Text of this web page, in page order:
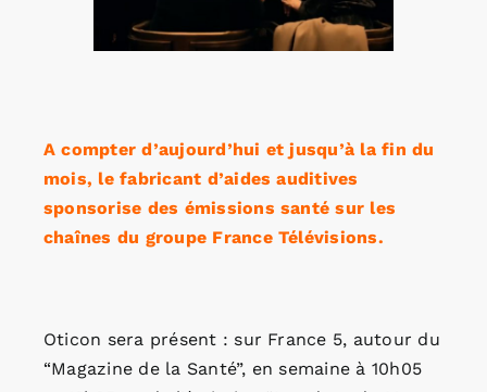
A compter d’aujourd’hui et jusqu’à la fin du
mois, le fabricant d’aides auditives
sponsorise des émissions santé sur les
chaînes du groupe France Télévisions.
Oticon sera présent : sur France 5, autour du
“Magazine de la Santé”, en semaine à 10h05